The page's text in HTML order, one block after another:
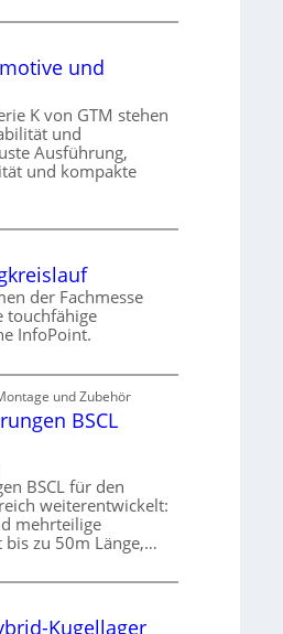
und
K von GTM stehen
und
Ausführung,
und kompakte
der Fachmesse
touchfähige
InfoPoint.
und Zubehör
BSCL
BSCL für den
weiterentwickelt:
mehrteilige
bis zu 50m Länge,…
Kugellager